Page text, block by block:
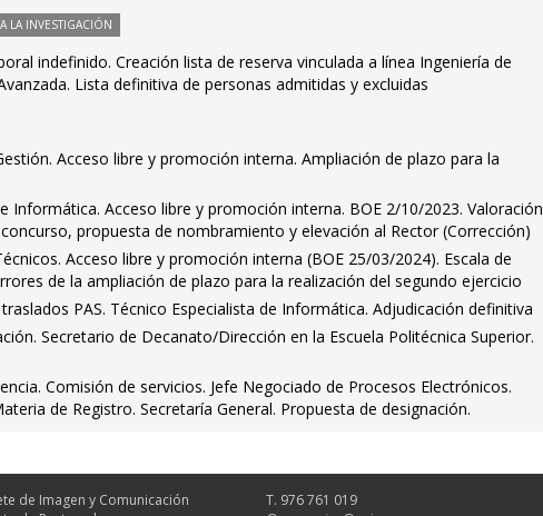
LA INVESTIGACIÓN
indefinido. Creación lista de reserva vinculada a línea Ingeniería de
Lista definitiva de personas admitidas y excluidas
Acceso libre y promoción interna. Ampliación de plazo para la
Informática. Acceso libre y promoción interna. BOE 2/10/2023. Valoración
propuesta de nombramiento y elevación al Rector (Corrección)
Acceso libre y promoción interna (BOE 25/03/2024). Escala de
de la ampliación de plazo para la realización del segundo ejercicio
PAS. Técnico Especialista de Informática. Adjudicación definitiva
Secretario de Decanato/Dirección en la Escuela Politécnica Superior.
Comisión de servicios. Jefe Negociado de Procesos Electrónicos.
de Registro. Secretaría General. Propuesta de designación.
de Imagen y Comunicación
T. 976 761 019